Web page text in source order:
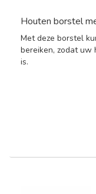
Houten borstel
Met deze borstel
bereiken, zodat uw
is.